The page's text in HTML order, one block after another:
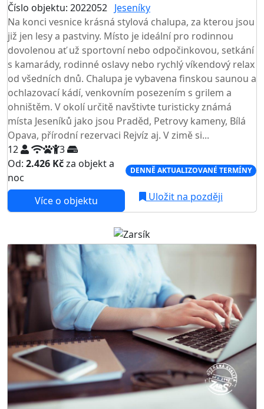
Číslo objektu: 2022052 Jeseníky
Na konci vesnice krásná stylová chalupa, za kterou jsou
již jen lesy a pastviny. Místo je ideální pro rodinnou
dovolenou ať už sportovní nebo odpočinkovou, setkání
s kamarády, rodinné oslavy nebo rychlý víkendový relax
od všedních dnů. Chalupa je vybavena finskou saunou a
ochlazovací kádí, venkovním posezením s grilem a
ohništěm. V okolí určitě navštivte turisticky známá
místa Jeseníků jako jsou Praděd, Petrovy kameny, Bílá
Opava, přírodní rezervaci Rejvíz aj. V zimě si...
12
3
Od: 2.426 Kčza objekt a
noc
DENNĚ AKTUALIZOVANÉ TERMÍNY
Více o objektu Uložit na později